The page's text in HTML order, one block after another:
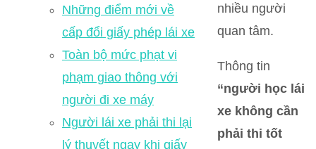
nhiều người
quan tâm.
Thông tin
“người học lái
xe không cần
phải thi tốt
Những điểm mới về
cấp đổi giấy phép lái xe
Toàn bộ mức phạt vi
phạm giao thông với
người đi xe máy
Người lái xe phải thi lại
lý thuyết ngay khi giấy